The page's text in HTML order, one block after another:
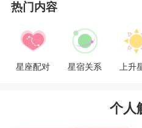
互相吸引
狮子男是一个很自信
么难以解决的事情，他们
们就是这样一个自信而又
人，而狮子男经历了很多
热门内容
星座配对 星宿关系 上升
个人